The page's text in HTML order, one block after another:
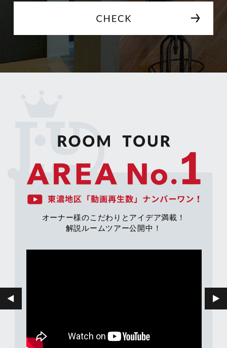
オーナー様のこだわりとアイデア満載！
解説ルームツアー公開中！